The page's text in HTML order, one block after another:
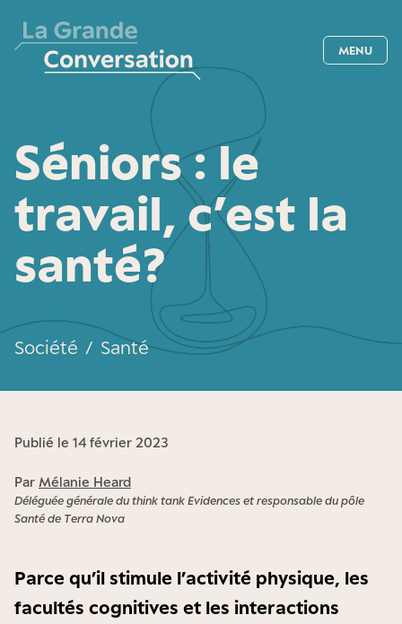
MENU
Séniors : le
travail, c’est la
santé ?
Société / Santé
Publié le 14 février 2023
Par Mélanie Heard
Déléguée générale du think tank Evidences et responsable du pôle
Santé de Terra Nova
Parce qu’il stimule l’activité physique, les
facultés cognitives et les interactions